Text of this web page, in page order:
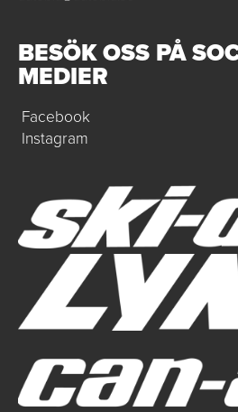
BESÖK OSS PÅ
MEDIER
Facebook
Instagram